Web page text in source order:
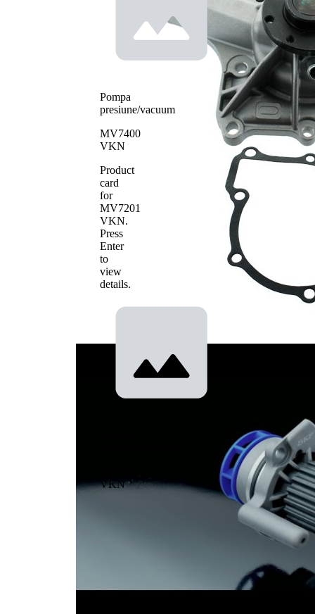
transmizie
cu
caneluri
Material roata
Pompa
presiune/vacuum
MV7400
VKN
Product
card
for
MV7201
VKN.
Press
Enter
to
view
details.
VKN